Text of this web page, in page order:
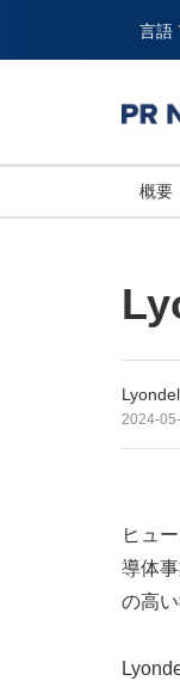
言語
概要
2024-
ヒュ
導体
の高